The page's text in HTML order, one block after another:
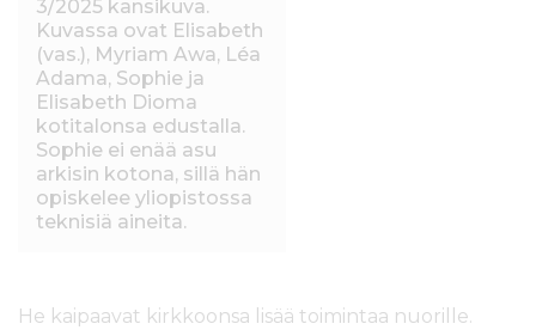
3/2025 kansikuva.
Kuvassa ovat Elisabeth
(vas.), Myriam Awa, Léa
Adama, Sophie ja
Elisabeth Dioma
kotitalonsa edustalla.
Sophie ei enää asu
arkisin kotona, sillä hän
opiskelee yliopistossa
teknisiä aineita.
He kaipaavat kirkkoonsa lisää toimintaa nuorille.